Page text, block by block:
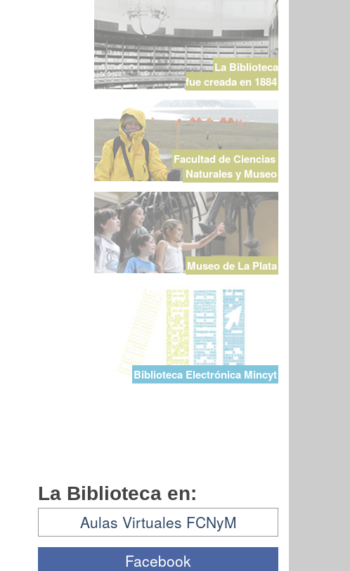
La Biblioteca
fue creada en 1884
Facultad de Ciencias
Naturales y Museo
Museo de La Plata
Biblioteca Electrónica Mincyt
La Biblioteca en:
Aulas Virtuales FCNyM
Facebook